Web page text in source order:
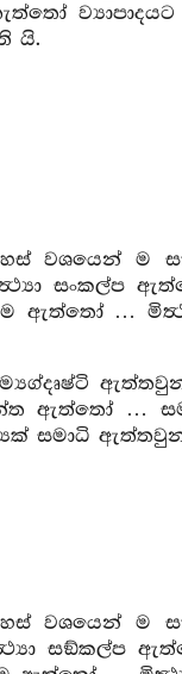
යි.
වශයෙන් ම
සංකල්ප
ඇත්තෝ …
ඇත්තෝ …
සමාධි ඇත්තවුන්
වශයෙන් ම
සඞ්කල්ප